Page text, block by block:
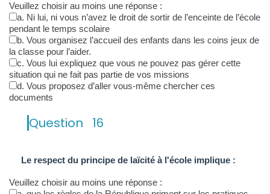
Veuillez choisir au moins une réponse :
a. Ni lui, ni vous n’avez le droit de sortir de l’enceinte de l’école
pendant le temps scolaire
b. Vous organisez l’accueil des enfants dans les coins jeux de
la classe pour l’aider.
c. Vous lui expliquez que vous ne pouvez pas gérer cette
situation qui ne fait pas partie de vos missions
d. Vous proposez d’aller vous-même chercher ces
documents
Question 16
Le respect du principe de laïcité à l'école implique :
Veuillez choisir au moins une réponse :